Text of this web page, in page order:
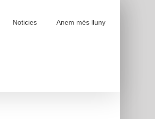
Noticies Anem més lluny